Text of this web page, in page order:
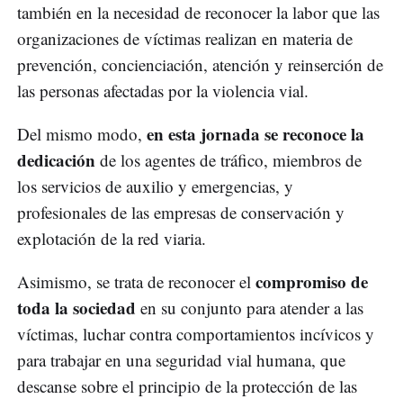
también en la necesidad de reconocer la labor que las
organizaciones de víctimas realizan en materia de
prevención, concienciación, atención y reinserción de
las personas afectadas por la violencia vial.
Del mismo modo, en esta jornada se reconoce la
dedicación de los agentes de tráfico, miembros de
los servicios de auxilio y emergencias, y
profesionales de las empresas de conservación y
explotación de la red viaria.
Asimismo, se trata de reconocer el compromiso de
toda la sociedad en su conjunto para atender a las
víctimas, luchar contra comportamientos incívicos y
para trabajar en una seguridad vial humana, que
descanse sobre el principio de la protección de las